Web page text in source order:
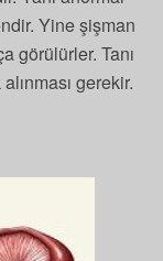
Yine şişman
görülürler. Tanı
gerekir.